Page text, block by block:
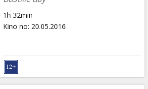
1h 32min
Kino no: 20.05.2016